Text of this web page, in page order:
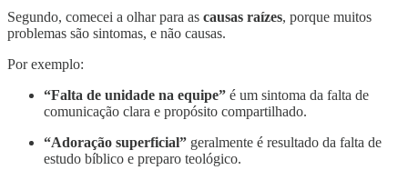
Segundo, comecei a olhar para as causas raízes, porque muitos
problemas são sintomas, e não causas.
Por exemplo:
“Falta de unidade na equipe” é um sintoma da falta de
comunicação clara e propósito compartilhado.
“Adoração superficial” geralmente é resultado da falta de
estudo bíblico e preparo teológico.